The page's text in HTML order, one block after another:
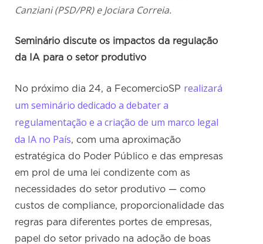
Canziani (PSD/PR) e Jociara Correia.
Seminário discute os impactos da regulação
da IA para o setor produtivo
No próximo dia 24, a FecomercioSP realizará
um seminário dedicado a debater a
regulamentação e a criação de um marco legal
da IA no País, com uma aproximação
estratégica do Poder Público e das empresas
em prol de uma lei condizente com as
necessidades do setor produtivo — como
custos de compliance, proporcionalidade das
regras para diferentes portes de empresas,
papel do setor privado na adoção de boas